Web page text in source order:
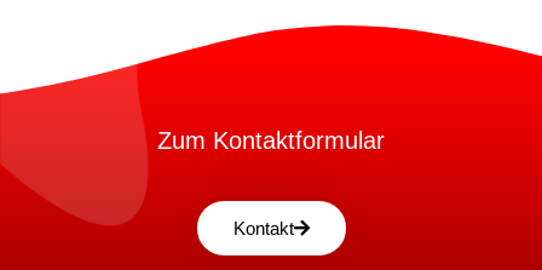
Zum Kontaktformular
Kontakt